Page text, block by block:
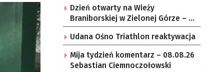
Dzień otwarty na Wieży
Braniborskiej w Zielonej Górze – po
raz ostatni w tym roku
Udana Ośno Triathlon reaktywacja
Mija tydzień komentarz – 08.08.26
Sebastian Ciemnoczołowski